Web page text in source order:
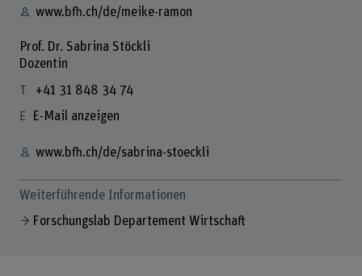
www.bfh.ch/de/meike-ramon
Prof. Dr. Sabrina Stöckli
Dozentin
+41 31 848 34 74
E-Mail anzeigen
www.bfh.ch/de/sabrina-stoeckli
Weiterführende Informationen
Forschungslab Departement Wirtschaft